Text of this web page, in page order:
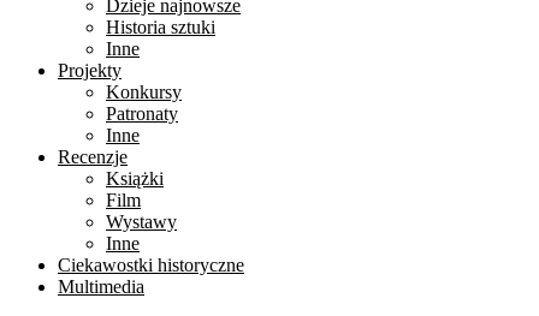
Dzieje najnowsze
Historia sztuki
Inne
Projekty
Konkursy
Patronaty
Inne
Recenzje
Książki
Film
Wystawy
Inne
Ciekawostki historyczne
Multimedia